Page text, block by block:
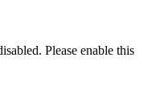
Please enable this